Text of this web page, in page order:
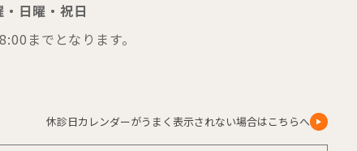
日曜・祝日
までとなります。
休診日カレンダーがうまく表示されない場合はこちらへ